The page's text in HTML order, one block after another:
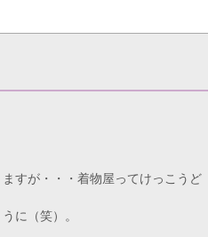
すが・・・着物屋ってけっこうど
に（笑）。